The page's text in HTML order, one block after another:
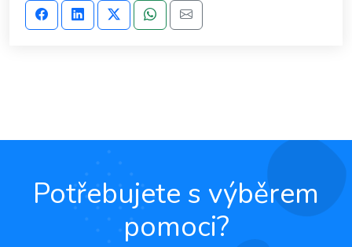
Potřebujete s výběrem
pomoci?